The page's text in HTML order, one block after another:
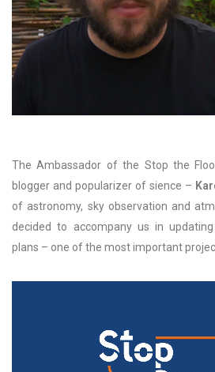
The Ambassador of the Stop the
blogger and popularizer of sience –
of astronomy, sky observation and
decided to accompany us in
plans – one of the most important